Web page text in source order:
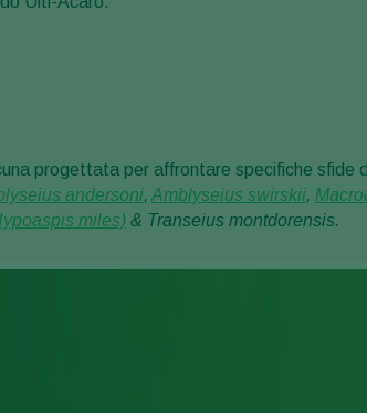
progettata per affrontare specifiche sfide
andersoni, Amblyseius swirskii,
miles) & Transeius montdorensis.